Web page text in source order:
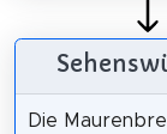
Die